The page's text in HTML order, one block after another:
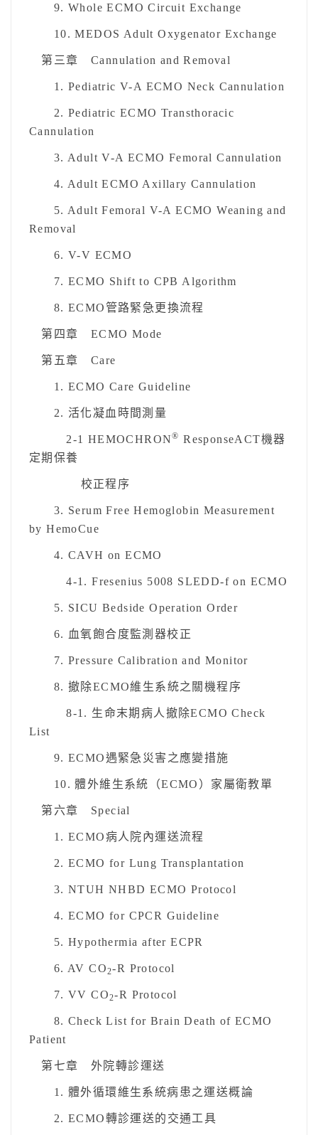
9. Whole ECMO Circuit Exchange
10. MEDOS Adult Oxygenator Exchange
第三章 Cannulation and Removal
1. Pediatric V-A ECMO Neck Cannulation
2. Pediatric ECMO Transthoracic
Cannulation
3. Adult V-A ECMO Femoral Cannulation
4. Adult ECMO Axillary Cannulation
5. Adult Femoral V-A ECMO Weaning and
Removal
6. V-V ECMO
7. ECMO Shift to CPB Algorithm
8. ECMO管路緊急更換流程
第四章 ECMO Mode
第五章 Care
1. ECMO Care Guideline
2. 活化凝血時間測量
2-1 HEMOCHRON® ResponseACT機器
定期保養
校正程序
3. Serum Free Hemoglobin Measurement
by HemoCue
4. CAVH on ECMO
4-1. Fresenius 5008 SLEDD-f on ECMO
5. SICU Bedside Operation Order
6. 血氧飽合度監測器校正
7. Pressure Calibration and Monitor
8. 撤除ECMO維生系統之關機程序
8-1. 生命末期病人撤除ECMO Check
List
9. ECMO遇緊急災害之應變措施
10. 體外維生系統（ECMO）家屬衛教單
第六章 Special
1. ECMO病人院內運送流程
2. ECMO for Lung Transplantation
3. NTUH NHBD ECMO Protocol
4. ECMO for CPCR Guideline
5. Hypothermia after ECPR
6. AV CO2-R Protocol
7. VV CO2-R Protocol
8. Check List for Brain Death of ECMO
Patient
第七章 外院轉診運送
1. 體外循環維生系統病患之運送概論
2. ECMO轉診運送的交通工具